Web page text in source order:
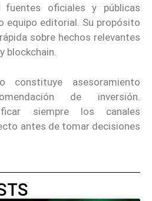
oficiales y públicas
equipo editorial. Su propósito
sobre hechos relevantes
blockchain.
constituye asesoramiento
de inversión.
siempre los canales
antes de tomar decisiones